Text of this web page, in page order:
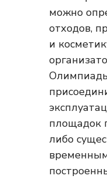
можно
отходов,
и
площадок
либо